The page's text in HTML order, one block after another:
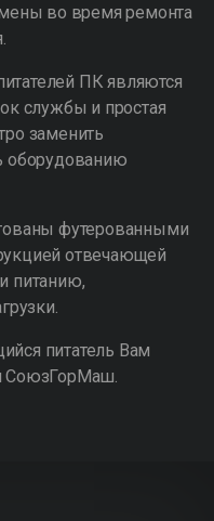
во время ремонта
ПК являются
службы и простая
заменить
оборудованию
футерованными
отвечающей
питанию,
питатель Вам
СоюзГорМаш.